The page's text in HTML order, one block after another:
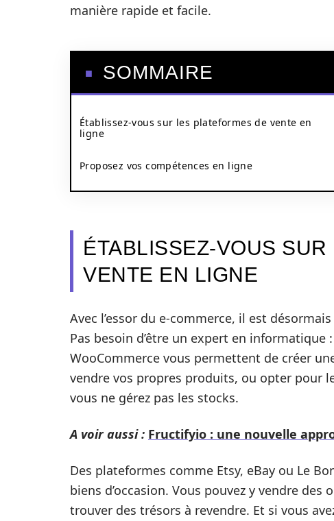
manière rapide et facile.
SOMMAIRE
Établissez-vous sur les plateformes de vente en
ligne
Proposez vos compétences en ligne
ÉTABLISSEZ-VOUS
VENTE EN LIGNE
Avec l’essor du e-commerce, il est
Pas besoin d’être un expert en
WooCommerce vous permettent de créer
vendre vos propres produits, ou opter pour
vous ne gérez pas les stocks.
A voir aussi : Fructifyio : une nouvelle
Des plateformes comme Etsy, eBay ou Le
biens d’occasion. Vous pouvez y vendre
trouver des trésors à revendre. Et si vous